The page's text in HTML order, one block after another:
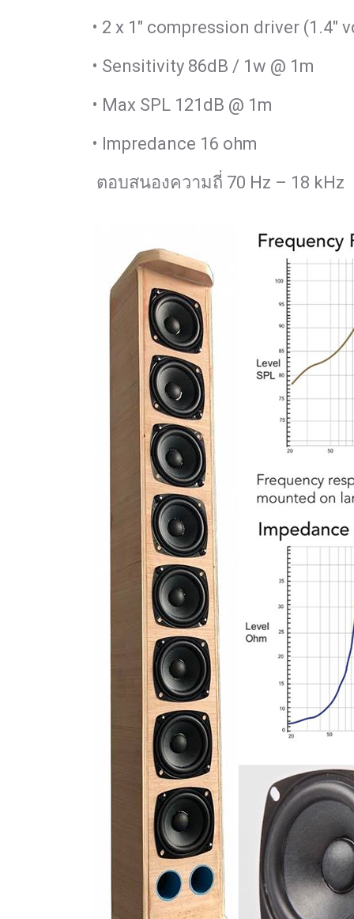
• 2 x 1" compression driver (1.4"
• Sensitivity 86dB / 1w @ 1m
• Max SPL 121dB @ 1m
• Impredance 16 ohm
ตอบสนองความถี่ 70 Hz – 18 kHz